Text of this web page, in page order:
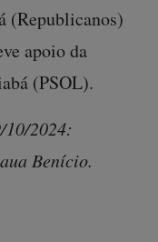
(Republicanos)
apoio da
(PSOL).
10/2024:
Benício.